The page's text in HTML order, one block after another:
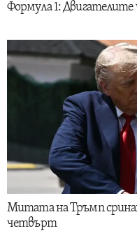
Формула 1: Двигателите
Митата на Тръмп
четвърт